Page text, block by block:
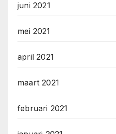
juni 2021
mei 2021
april 2021
maart 2021
februari 2021